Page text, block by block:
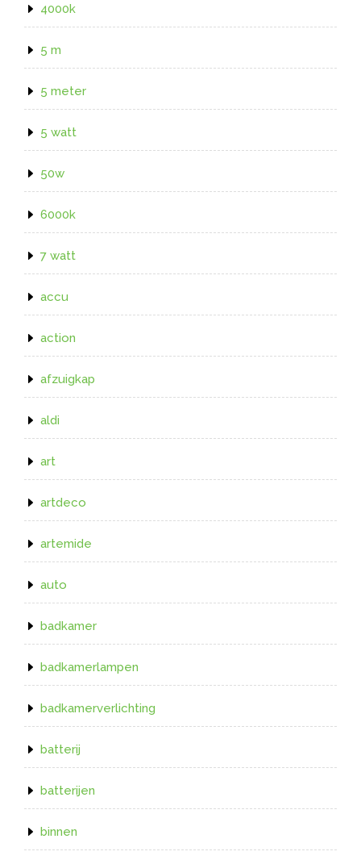
4000k
5 m
5 meter
5 watt
50w
6000k
7 watt
accu
action
afzuigkap
aldi
art
artdeco
artemide
auto
badkamer
badkamerlampen
badkamerverlichting
batterij
batterijen
binnen